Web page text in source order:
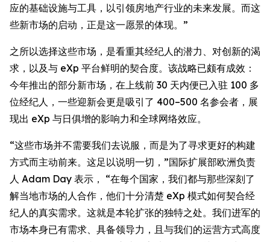
应的基础设施与工具，以引领房地产行业的未来发展。而这
些新市场的启动，正是这一愿景的体现。”
之所以选择这些市场，是看重其经纪人的潜力、对创新的渴
求，以及与 eXp 平台鲜明的契合度。该战略已颇有成效：
今年推出的部分新市场，在上线前 30 天内便已入驻 100 多
位经纪人，一些迎新会更是吸引了 400–500 名参会者，展
现出 eXp 与日俱增的影响力和全球网络效应。
“这些市场并不需要我们去说服，而是为了寻求更好的构建
方式而主动前来。这足以说明一切，”国际扩展部欧洲负责
人 Adam Day 表示， “在每个国家，我们都与那些深刻了
解当地市场的人合作，他们十分清楚 eXp 模式如何契合经
纪人的真实需求。这就是本轮扩张的独特之处。我们进军的
市场本身已有需求、具备领导力，且与我们的运营方式高度